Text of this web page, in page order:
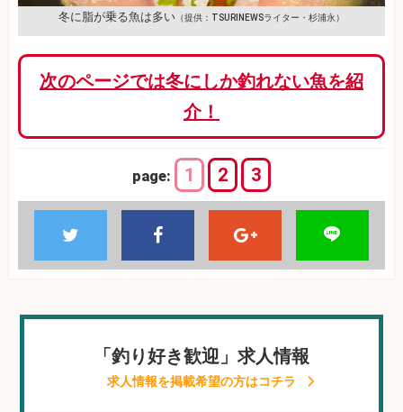
冬に脂が乗る魚は多い （提供：TSURINEWSライター・杉浦永）
次のページでは冬にしか釣れない魚を紹
介！
page: 1 2 3
「釣り好き歓迎」求人情報
求人情報を掲載希望の方はコチラ